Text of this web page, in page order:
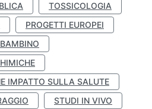
TOSSICOLOGIA
PROGETTI EUROPEI
IMPATTO SULLA SALUTE
STUDI IN VIVO